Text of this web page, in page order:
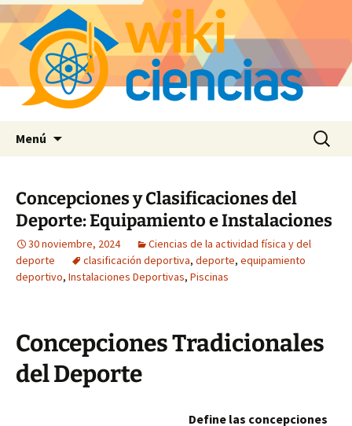
Menú Buscar:
Concepciones y Clasificaciones del
Deporte: Equipamiento e Instalaciones
30 noviembre, 2024
Ciencias de la actividad física y del
deporte
clasificación deportiva, deporte, equipamiento
deportivo, Instalaciones Deportivas, Piscinas
Concepciones Tradicionales
del Deporte
Define las concepciones